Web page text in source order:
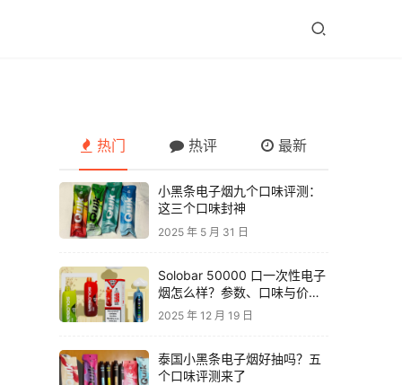
热门 热评 最新
小黑条电子烟九个口味评测：
这三个口味封神
2025 年 5 月 31 日
Solobar 50000 口一次性电子
烟怎么样？参数、口味与价格
解析
2025 年 12 月 19 日
泰国小黑条电子烟好抽吗？五
个口味评测来了